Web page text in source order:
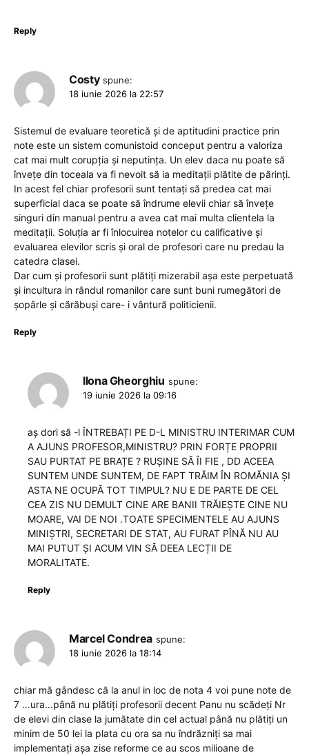
Reply
Costy spune:
18 iunie 2026 la 22:57
Sistemul de evaluare teoretică și de aptitudini practice prin
note este un sistem comunistoid conceput pentru a valoriza
cat mai mult corupția și neputința. Un elev daca nu poate să
învețe din toceala va fi nevoit să ia meditații plătite de părinți.
In acest fel chiar profesorii sunt tentați să predea cat mai
superficial daca se poate să îndrume elevii chiar să învețe
singuri din manual pentru a avea cat mai multa clientela la
meditații. Soluția ar fi înlocuirea notelor cu calificative și
evaluarea elevilor scris și oral de profesori care nu predau la
catedra clasei.
Dar cum și profesorii sunt plătiți mizerabil așa este perpetuată
și incultura in rândul romanilor care sunt buni rumegători de
șopârle și cărăbuși care- i vântură politicienii.
Reply
Ilona Gheorghiu spune:
19 iunie 2026 la 09:16
aș dori să -l ÎNTREBAȚI PE D-L MINISTRU INTERIMAR CUM
A AJUNS PROFESOR,MINISTRU? PRIN FORȚE PROPRII
SAU PURTAT PE BRAȚE ? RUȘINE SĂ ÎI FIE , DD ACEEA
SUNTEM UNDE SUNTEM, DE FAPT TRĂIM ÎN ROMĂNIA ȘI
ASTA NE OCUPĂ TOT TIMPUL? NU E DE PARTE DE CEL
CEA ZIS NU DEMULT CINE ARE BANII TRĂIEȘTE CINE NU
MOARE, VAI DE NOI .TOATE SPECIMENTELE AU AJUNS
MINIȘTRI, SECRETARI DE STAT, AU FURAT PÎNĂ NU AU
MAI PUTUT ȘI ACUM VIN SĂ DEEA LECȚII DE
MORALITATE.
Reply
Marcel Condrea spune:
18 iunie 2026 la 18:14
chiar mă gândesc că la anul in loc de nota 4 voi pune note de
7 …ura…până nu plătiți profesorii decent Panu nu scădeți Nr
de elevi din clase la jumătate din cel actual până nu plătiți un
minim de 50 lei la plata cu ora sa nu îndrăzniți sa mai
implementați așa zise reforme ce au scos milioane de